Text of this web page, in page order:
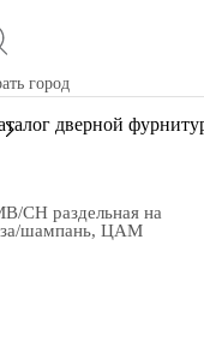
город
дверной
CH раздельная на
шампань, ЦАМ